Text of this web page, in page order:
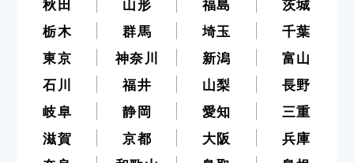
秋田
山形 福島
茨城
栃木
群馬 埼玉
千葉
東京
神奈川 新潟
富山
石川
福井 山梨
長野
岐阜
静岡 愛知
三重
滋賀
京都 大阪
兵庫